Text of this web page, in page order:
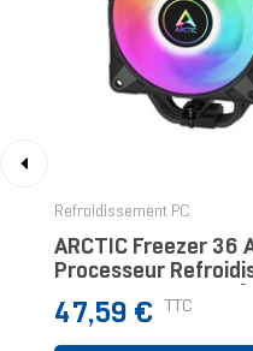
Refroidissement PC
ARCTIC Freezer 36
Processeur
12 Cm Noir 1
Prix
47,59 € TTC